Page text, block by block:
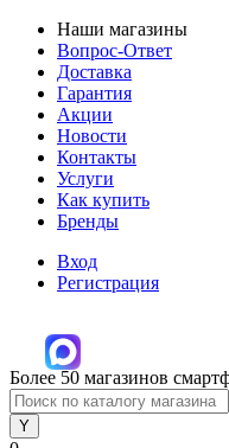
Наши магазины
Вопрос-Ответ
Доставка
Гарантия
Акции
Новости
Контакты
Услуги
Как купить
Бренды
Вход
Регистрация
Более 50 магазинов